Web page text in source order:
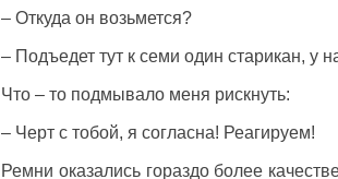
– Откуда он возьмется?
– Подъедет тут к семи один старикан, у
Что – то подмывало меня рискнуть:
– Черт с тобой, я согласна! Реагируем!
Ремни оказались гораздо более